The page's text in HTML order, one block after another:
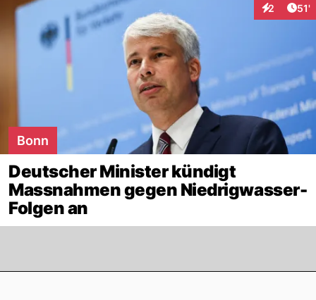
2 51'
Bonn
Deutscher Minister kündigt
Massnahmen gegen Niedrigwasser-
Folgen an